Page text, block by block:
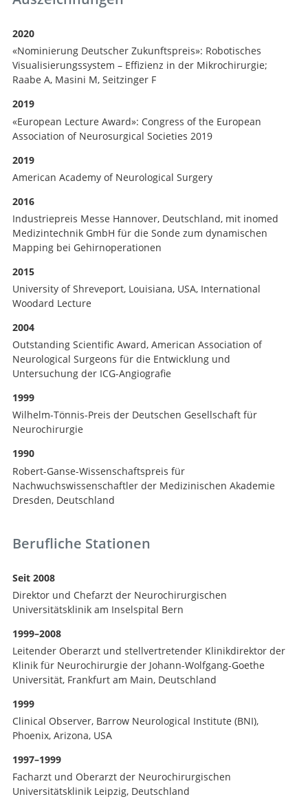
2020
«Nominierung Deutscher Zukunftspreis»: Robotisches
Visualisierungssystem – Effizienz in der Mikrochirurgie;
Raabe A, Masini M, Seitzinger F
2019
«European Lecture Award»: Congress of the European
Association of Neurosurgical Societies 2019
2019
American Academy of Neurological Surgery
2016
Industriepreis Messe Hannover, Deutschland, mit inomed
Medizintechnik GmbH für die Sonde zum dynamischen
Mapping bei Gehirnoperationen
2015
University of Shreveport, Louisiana, USA, International
Woodard Lecture
2004
Outstanding Scientific Award, American Association of
Neurological Surgeons für die Entwicklung und
Untersuchung der ICG-Angiografie
1999
Wilhelm-Tönnis-Preis der Deutschen Gesellschaft für
Neurochirurgie
1990
Robert-Ganse-Wissenschaftspreis für
Nachwuchswissenschaftler der Medizinischen Akademie
Dresden, Deutschland
Berufliche Stationen
Seit 2008
Direktor und Chefarzt der Neurochirurgischen
Universitätsklinik am Inselspital Bern
1999–2008
Leitender Oberarzt und stellvertretender Klinikdirektor der
Klinik für Neurochirurgie der Johann-Wolfgang-Goethe
Universität, Frankfurt am Main, Deutschland
1999
Clinical Observer, Barrow Neurological Institute (BNI),
Phoenix, Arizona, USA
1997–1999
Facharzt und Oberarzt der Neurochirurgischen
Universitätsklinik Leipzig, Deutschland